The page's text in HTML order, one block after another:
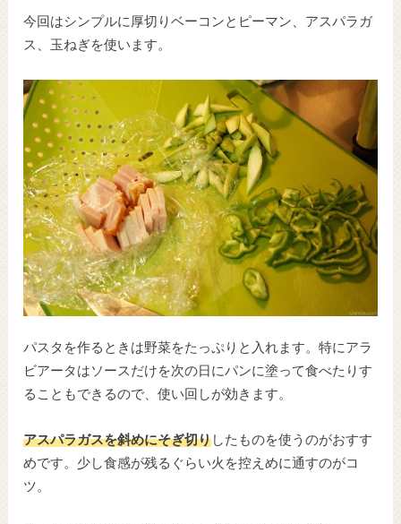
今回はシンプルに厚切りベーコンとピーマン、アスパラガ
ス、玉ねぎを使います。
パスタを作るときは野菜をたっぷりと入れます。特にアラ
ビアータはソースだけを次の日にパンに塗って食べたりす
ることもできるので、使い回しが効きます。
アスパラガスを斜めにそぎ切り したものを使うのがおすす
めです。少し食感が残るぐらい火を控えめに通すのがコ
ツ。